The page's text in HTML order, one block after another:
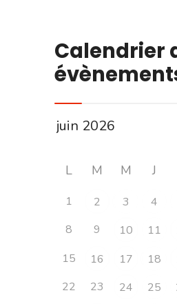
Calendrier
L M M J
1 2 3 4
8
9 10 11
15
16 17 18
22
23 24 25